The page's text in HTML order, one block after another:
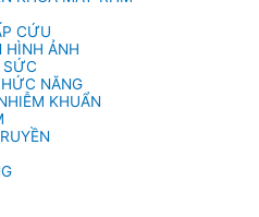
CỨU
HÌNH ẢNH
SỨC
NĂNG
KHUẨN